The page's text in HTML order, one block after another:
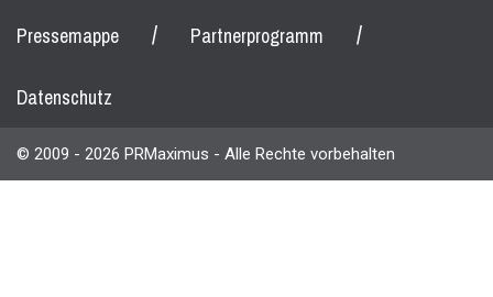
Pressemappe / Partnerprogramm /
Datenschutz
© 2009 - 2026 PRMaximus - Alle Rechte vorbehalten